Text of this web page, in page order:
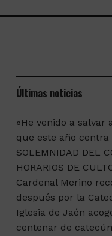
Últimas noticias
«He venido a salvar
que este año
SOLEMNIDAD DEL
HORARIOS DE
Cardenal Merino
después por la
Iglesia de Jaén
centenar de